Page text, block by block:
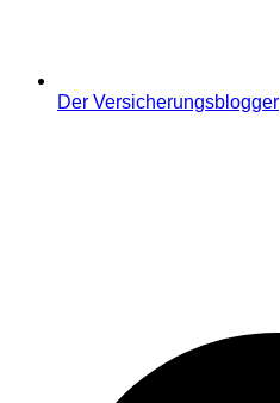
Der Versicherungsblogger